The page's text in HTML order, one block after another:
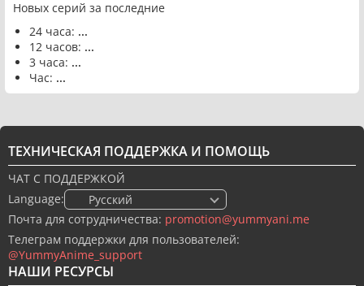
Новых серий за последние
24 часа: ...
12 часов: ...
3 часа: ...
Час: ...
НАШИ РЕСУРСЫ
ТЕХНИЧЕСКАЯ ПОДДЕРЖКА И ПОМОЩЬ
ЧАТ С ПОДДЕРЖКОЙ
Language:
🇷🇺 Русский
Почта для сотрудничества: promotion@yummyani.me
Телеграм поддержки для пользователей:
@YummyAnime_support